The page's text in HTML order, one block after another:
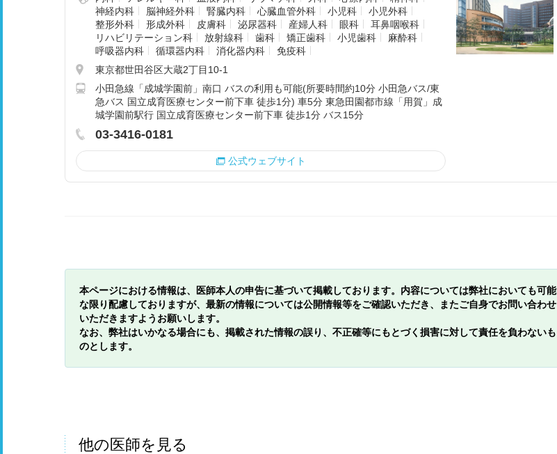
神経内科
脳神経外科 腎臓内科 心臓血管外科 小児科
小児外科
整形外科
形成外科 皮膚科 泌尿器科 産婦人科 眼科
耳鼻咽喉科
リハビリテーション科
放射線科 歯科 矯正歯科 小児歯科
麻酔科
呼吸器内科
循環器内科 消化器内科
免疫科
東京都世田谷区大蔵2丁目10-1
小田急線「成城学園前」南口 バスの利用も可能(所要時間約10分 小田急バス/東
急バス 国立成育医療センター前下車 徒歩1分) 車5分 東急田園都市線「用賀」成
城学園前駅行 国立成育医療センター前下車 徒歩1分 バス15分
03-3416-0181
公式ウェブサイト
本ページにおける情報は、医師本人の申告に基づいて掲載しております。内容については弊社においても可能
な限り配慮しておりますが、最新の情報については公開情報等をご確認いただき、またご自身でお問い合わせ
いただきますようお願いします。
なお、弊社はいかなる場合にも、掲載された情報の誤り、不正確等にもとづく損害に対して責任を負わないも
のとします。
他の医師を見る